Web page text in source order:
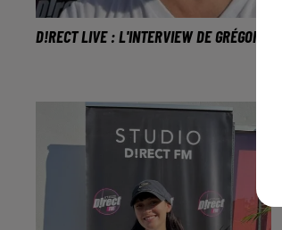
D!RECT LIVE : L'INTERVIEW DE GRÉGOIRE
personnes à Pont-à-Mousson.